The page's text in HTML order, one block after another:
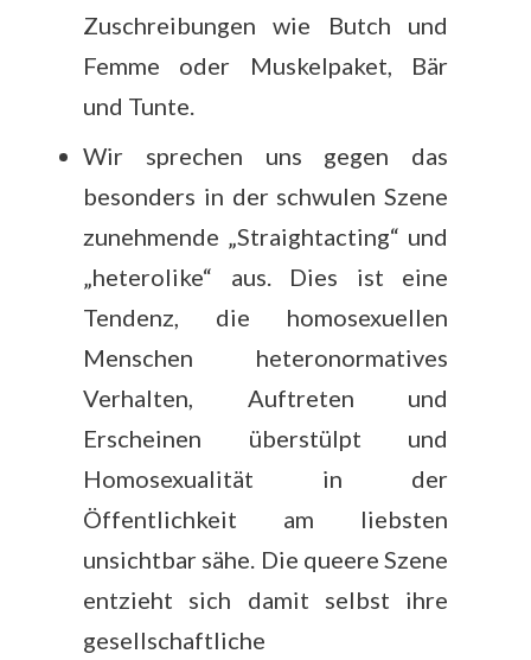
Zuschreibungen wie Butch und
Femme oder Muskelpaket, Bär
und Tunte.
Wir sprechen uns gegen das
besonders in der schwulen Szene
zunehmende „Straightacting“ und
„heterolike“ aus. Dies ist eine
Tendenz, die homosexuellen
Menschen heteronormatives
Verhalten, Auftreten und
Erscheinen überstülpt und
Homosexualität in der
Öffentlichkeit am liebsten
unsichtbar sähe. Die queere Szene
entzieht sich damit selbst ihre
gesellschaftliche